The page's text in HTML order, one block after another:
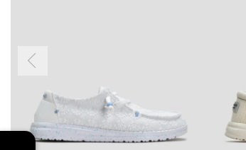
акциях и событиях